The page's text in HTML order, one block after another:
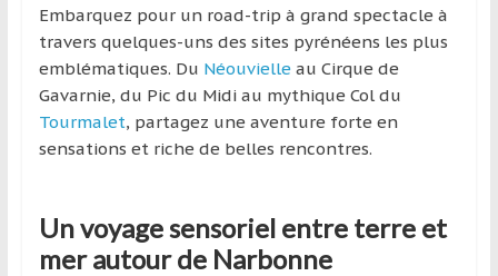
Embarquez pour un road-trip à grand spectacle à
travers quelques-uns des sites pyrénéens les plus
emblématiques. Du Néouvielleau Cirque de
Gavarnie, du Pic du Midi au mythique Col du
Tourmalet, partagez une aventure forte en
sensations et riche de belles rencontres.
Un voyage sensoriel entre terre et
mer autour de Narbonne